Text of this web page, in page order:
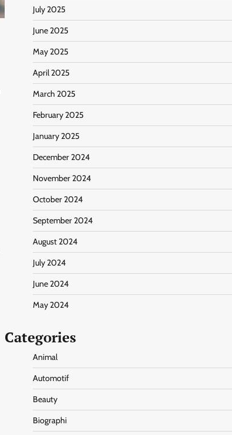
July 2025
June 2025
May 2025
April 2025
March 2025
February 2025
January 2025
December 2024
November 2024
October 2024
September 2024
August 2024
July 2024
June 2024
May 2024
Categories
Animal
Automotif
Beauty
Biographi